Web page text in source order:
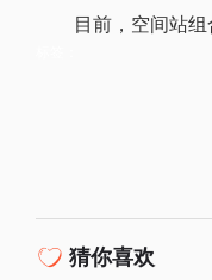
目前，空间站
猜你喜欢